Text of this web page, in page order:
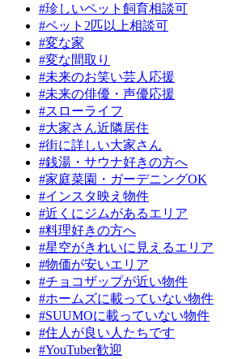
#珍しいペット飼育相談可
#ペット2匹以上相談可
#変な家
#変な間取り
#未来のお笑い芸人応援
#未来の俳優・声優応援
#スローライフ
#大家さん近隣居住
#街に詳しい大家さん
#銭湯・サウナ好きの方へ
#家庭菜園・ガーデニングOK
#インスタ映え物件
#近くにジムがあるエリア
#料理好きの方へ
#星空がきれいに見えるエリア
#物価が安いエリア
#チョコザップが近い物件
#ホームズに載っていない物件
#SUUMOに載っていない物件
#住人が良い人たちです
#YouTuber歓迎